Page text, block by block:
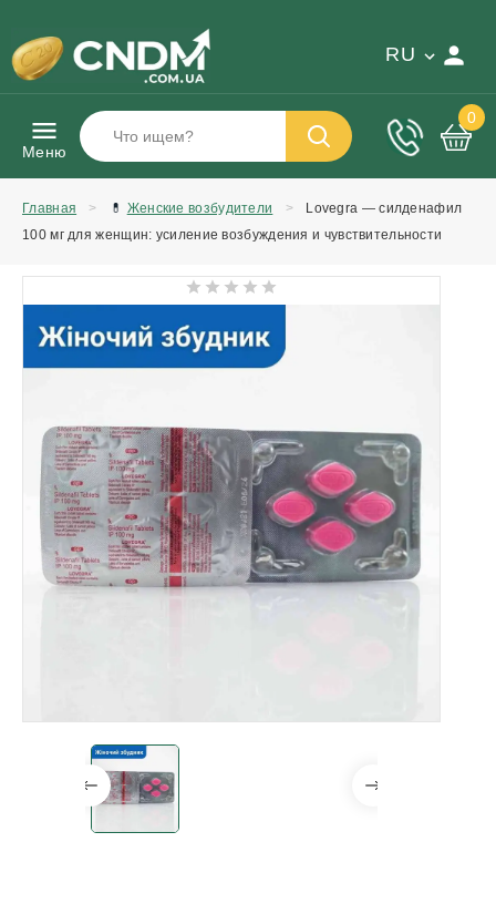
RU
Меню
0
Главная 💊 Женские возбудители
Lovegra — силденафил
100 мг для женщин: усиление возбуждения и чувствительности